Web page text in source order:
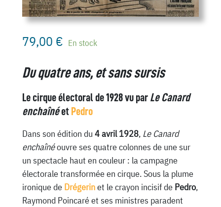
79,00 € En stock
Du quatre ans, et sans sursis
Le cirque électoral de 1928 vu par Le Canard
enchaînéet Pedro
Dans son édition du 4 avril 1928, Le Canard
enchaînéouvre ses quatre colonnes de une sur
un spectacle haut en couleur : la campagne
électorale transformée en cirque. Sous la plume
ironique de Drégerinet le crayon incisif de Pedro,
Raymond Poincaré et ses ministres paradent